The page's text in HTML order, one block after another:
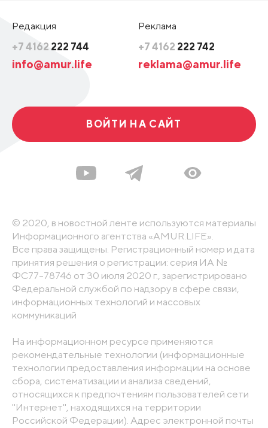
Редакция
+7 4162 222 744
info@amur.life
Реклама
+7 4162 222 742
reklama@amur.life
ВОЙТИ НА САЙТ
© 2020, в новостной ленте используются материалы
Информационного агентства «AMUR.LIFE».
Все права защищены. Регистрационный номер и дата
принятия решения о регистрации: серия ИА №
ФС77-78746 от 30 июля 2020 г., зарегистрировано
Федеральной службой по надзору в сфере связи,
информационных технологий и массовых
коммуникаций
На информационном ресурсе применяются
рекомендательные технологии (информационные
технологии предоставления информации на основе
сбора, систематизации и анализа сведений,
относящихся к предпочтениям пользователей сети
"Интернет", находящихся на территории
Российской Федерации). Адрес электронной почты